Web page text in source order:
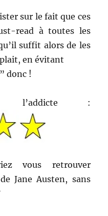
sur le fait que ces
read à toutes les
suffit alors de les
en évitant
donc !
:
vous retrouver
Jane Austen, sans